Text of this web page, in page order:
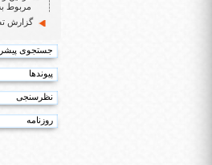
مربوط به
گزارش
جستجوی
پیوندها
نظرسنجی
روزنامه